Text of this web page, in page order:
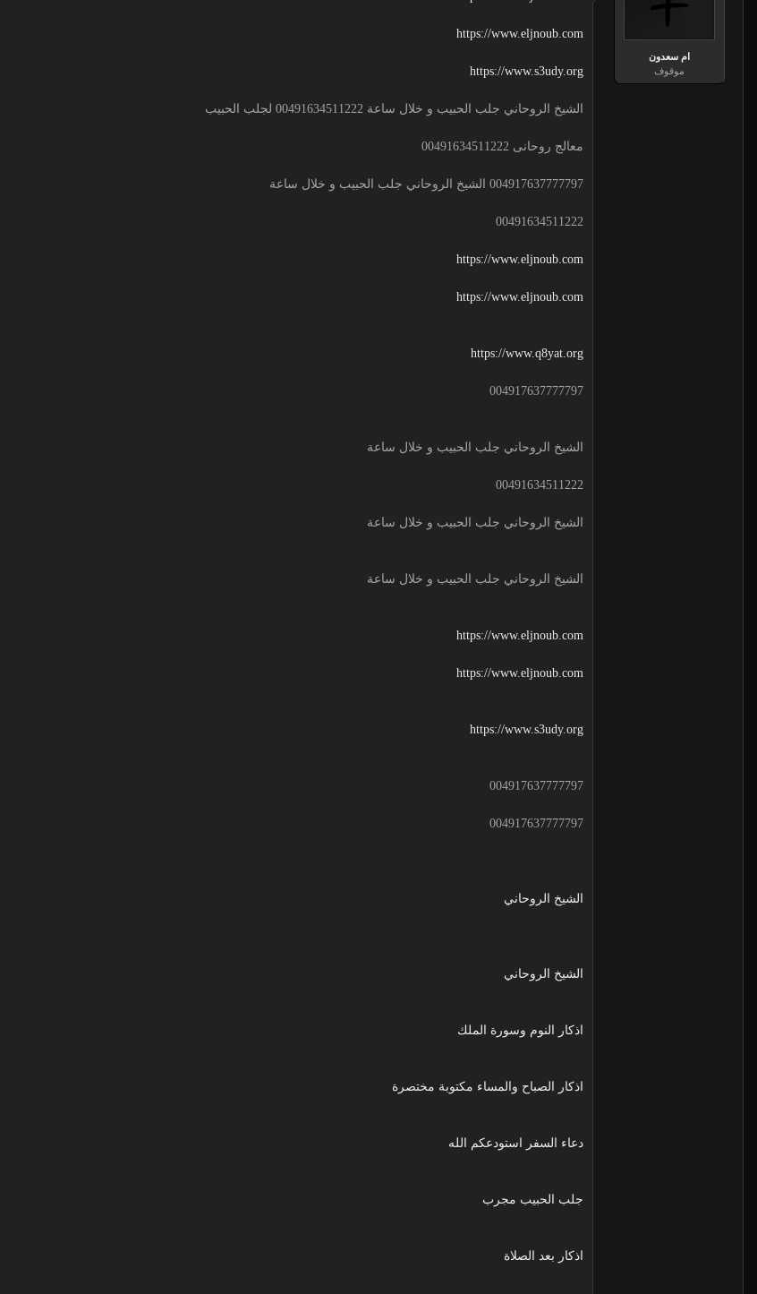
ام سعدون
موقوف
https://www.eljnoub.com
https://www.s3udy.org
الشيخ الروحاني جلب الحبيب و خلال ساعة 00491634511222 لجلب الحبيب
معالج روحانى 00491634511222
004917637777797 الشيخ الروحاني جلب الحبيب و خلال ساعة
00491634511222
https://www.eljnoub.com
https://www.eljnoub.com
https://www.q8yat.org
004917637777797
الشيخ الروحاني جلب الحبيب و خلال ساعة
00491634511222
الشيخ الروحاني جلب الحبيب و خلال ساعة
الشيخ الروحاني جلب الحبيب و خلال ساعة
https://www.eljnoub.com
https://www.eljnoub.com
https://www.s3udy.org
004917637777797
004917637777797
الشيخ الروحاني
الشيخ الروحاني
اذكار النوم وسورة الملك
اذكار الصباح والمساء مكتوبة مختصرة
دعاء السفر استودعكم الله
جلب الحبيب مجرب
اذكار بعد الصلاة